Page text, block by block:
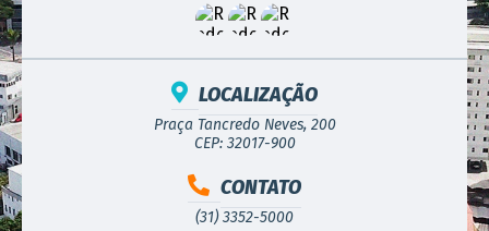
LOCALIZAÇÃO
Praça Tancredo Neves, 200
CEP: 32017-900
CONTATO
(31) 3352-5000